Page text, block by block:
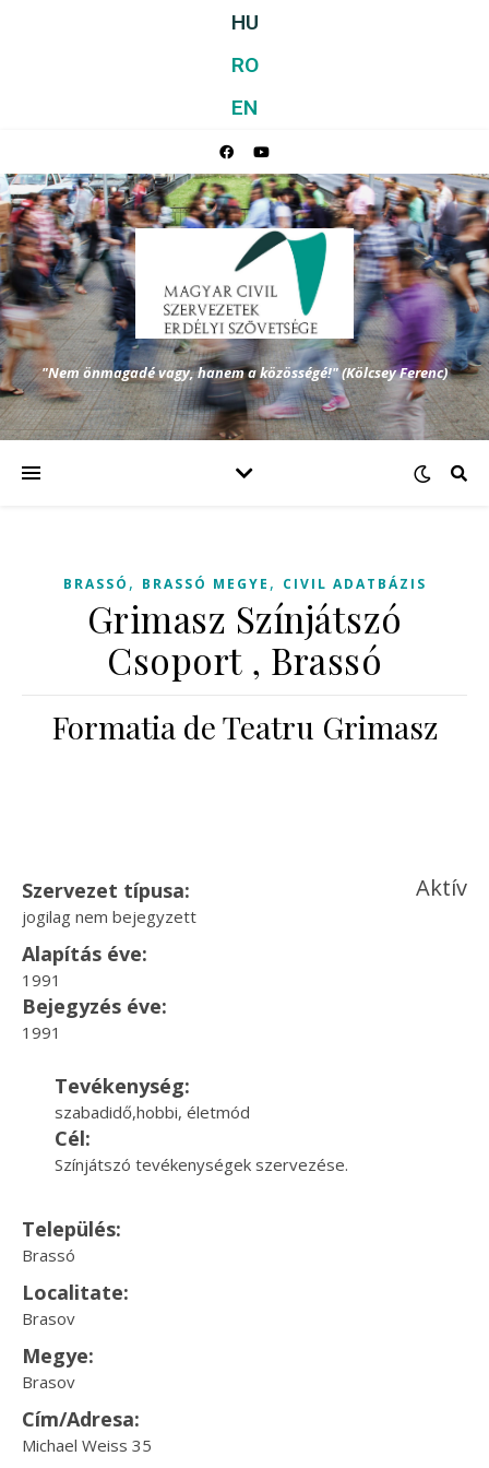
HU
RO
EN
"Nem önmagadé vagy, hanem a közösségé!" (Kölcsey Ferenc)
BRASSÓ , BRASSÓ MEGYE , CIVIL ADATBÁZIS
Grimasz Színjátszó
Csoport , Brassó
Formatia de Teatru Grimasz
Szervezet típusa:
jogilag nem bejegyzett
Aktív
Alapítás éve:
1991
Bejegyzés éve:
1991
Tevékenység:
szabadidő,hobbi, életmód
Cél:
Színjátszó tevékenységek szervezése.
Település:
Brassó
Localitate:
Brasov
Megye:
Brasov
Cím/Adresa:
Michael Weiss 35